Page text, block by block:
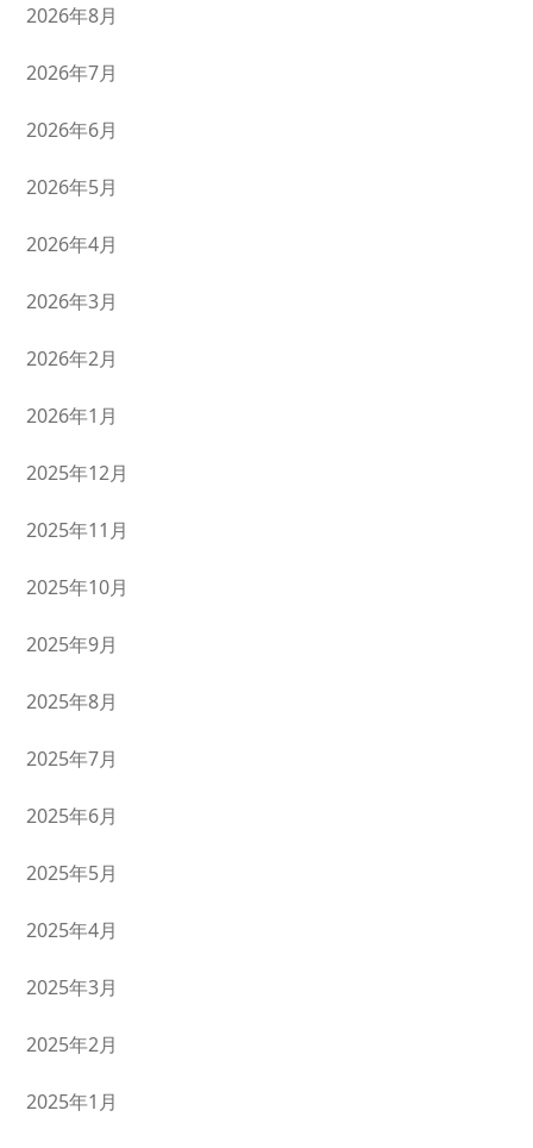
2026年8月
2026年7月
2026年6月
2026年5月
2026年4月
2026年3月
2026年2月
2026年1月
2025年12月
2025年11月
2025年10月
2025年9月
2025年8月
2025年7月
2025年6月
2025年5月
2025年4月
2025年3月
2025年2月
2025年1月